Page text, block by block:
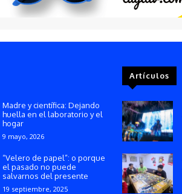
Madre y científica: Dejando
huella en el laboratorio y el
hogar
9 mayo, 2026
“Velero de papel”: o porque
el pasado no puede
salvarnos del presente
19 septiembre, 2025
Artículos